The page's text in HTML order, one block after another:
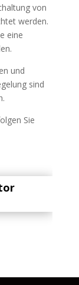
von
werden.
eine
und
sind
Sie